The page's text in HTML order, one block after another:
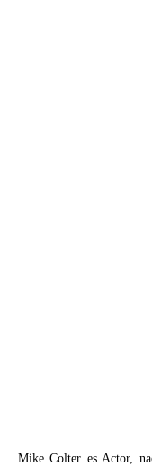
Mike Colter es Actor,